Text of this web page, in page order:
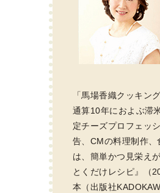
「馬場香織クッキン
通算10年におよぶ滞
定チーズプロフェッ
告、CMの料理制作
は、簡単かつ見栄え
とくだけレシピ』（
本（出版社